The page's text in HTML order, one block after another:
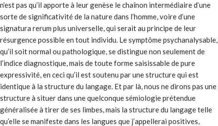
n’est pas qu’il apporte à leur genèse le chaînon intermédiaire d’une
sorte de significativité de la nature dans l’homme, voire d’une
signatura rerum plus universelle, qui serait au principe de leur
résurgence possible en tout individu. Le symptôme psychanalysable,
qu’il soit normal ou pathologique, se distingue non seulement de
l’indice diagnostique, mais de toute forme saisissable de pure
expressivité, en ceci qu’il est soutenu par une structure qui est
identique à la structure du langage. Et par là, nous ne dirons pas une
structure à situer dans une quelconque sémiologie prétendue
généralisée à tirer de ses limbes, mais la structure du langage telle
qu’elle se manifeste dans les langues que j’appellerai positives,